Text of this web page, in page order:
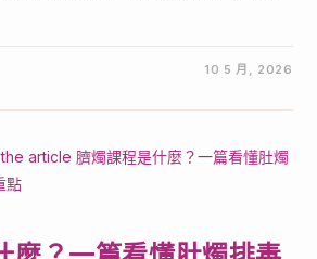
10 5 月, 2026